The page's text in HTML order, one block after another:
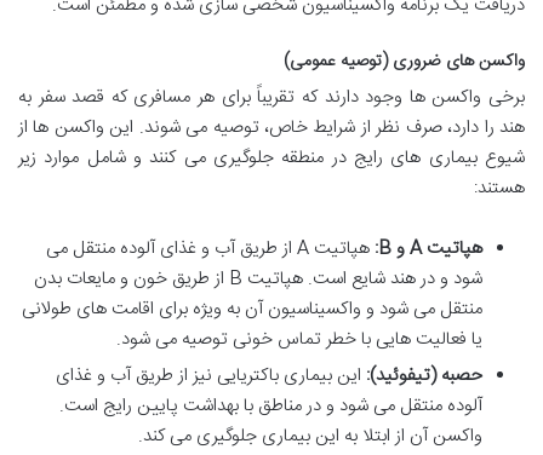
واکسن های ضروری (توصیه عمومی)
برخی واکسن ها وجود دارند که تقریباً برای هر مسافری که قصد سفر به
هند را دارد، صرف نظر از شرایط خاص، توصیه می شوند. این واکسن ها از
شیوع بیماری های رایج در منطقه جلوگیری می کنند و شامل موارد زیر
هستند:
هپاتیت A و B:
هپاتیت A از طریق آب و غذای آلوده منتقل می
شود و در هند شایع است. هپاتیت B از طریق خون و مایعات بدن
منتقل می شود و واکسیناسیون آن به ویژه برای اقامت های طولانی
یا فعالیت هایی با خطر تماس خونی توصیه می شود.
حصبه (تیفوئید): این بیماری باکتریایی نیز از طریق آب و غذای
آلوده منتقل می شود و در مناطق با بهداشت پایین رایج است.
واکسن آن از ابتلا به این بیماری جلوگیری می کند.